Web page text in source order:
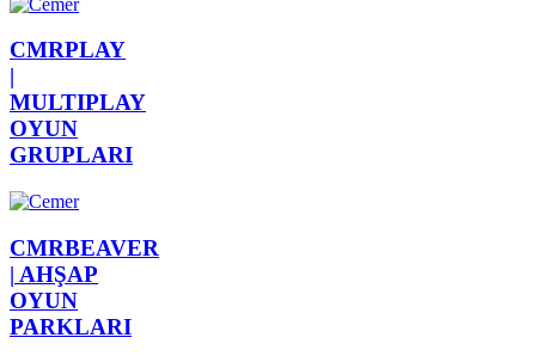
CMRPLAY
|
MULTIPLAY
OYUN
GRUPLARI
CMRBEAVER
| AHŞAP
OYUN
PARKLARI